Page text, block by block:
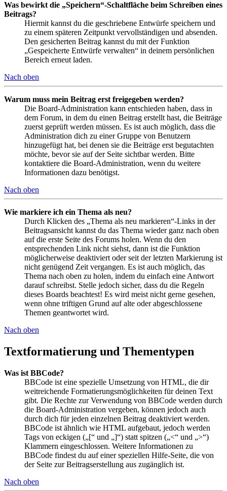
Was bewirkt die „Speichern“-Schaltfläche beim Schreiben eines
Beitrags?
Hiermit kannst du die geschriebene Entwürfe speichern und
zu einem späteren Zeitpunkt vervollständigen und absenden.
Den gesicherten Beitrag kannst du mit der Funktion
„Gespeicherte Entwürfe verwalten“ in deinem persönlichen
Bereich erneut laden.
Nach oben
Warum muss mein Beitrag erst freigegeben werden?
Die Board-Administration kann entschieden haben, dass in
dem Forum, in dem du einen Beitrag erstellt hast, die Beiträge
zuerst geprüft werden müssen. Es ist auch möglich, dass die
Administration dich zu einer Gruppe von Benutzern
hinzugefügt hat, bei denen sie die Beiträge erst begutachten
möchte, bevor sie auf der Seite sichtbar werden. Bitte
kontaktiere die Board-Administration, wenn du weitere
Informationen dazu benötigst.
Nach oben
Wie markiere ich ein Thema als neu?
Durch Klicken des „Thema als neu markieren“-Links in der
Beitragsansicht kannst du das Thema wieder ganz nach oben
auf die erste Seite des Forums holen. Wenn du den
entsprechenden Link nicht siehst, dann ist die Funktion
möglicherweise deaktiviert oder seit der letzten Markierung ist
nicht genügend Zeit vergangen. Es ist auch möglich, das
Thema nach oben zu holen, indem du einfach eine Antwort
darauf schreibst. Stelle jedoch sicher, dass du die Regeln
dieses Boards beachtest! Es wird meist nicht gerne gesehen,
wenn ohne triftigen Grund auf alte oder abgeschlossene
Themen geantwortet wird.
Nach oben
Textformatierung und Thementypen
Was ist BBCode?
BBCode ist eine spezielle Umsetzung von HTML, die dir
weitreichende Formatierungsmöglichkeiten für deinen Text
gibt. Die Rechte zur Verwendung von BBCode werden durch
die Board-Administration vergeben, können jedoch auch
durch dich für jeden einzelnen Beitrag deaktiviert werden.
BBCode ist ähnlich wie HTML aufgebaut, jedoch werden
Tags von eckigen („[“ und „]“) statt spitzen („<“ und „>“)
Klammern eingeschlossen. Weitere Informationen zu
BBCode findest du auf einer speziellen Hilfe-Seite, die von
der Seite zur Beitragserstellung aus zugänglich ist.
Nach oben